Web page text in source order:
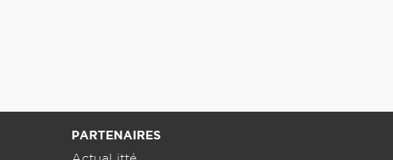
PARTENAIRES